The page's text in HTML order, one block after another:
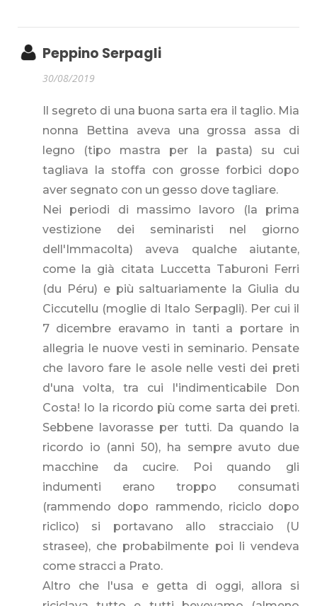
Peppino Serpagli
30/08/2019
Il segreto di una buona sarta era il taglio. Mia
nonna Bettina aveva una grossa assa di
legno (tipo mastra per la pasta) su cui
tagliava la stoffa con grosse forbici dopo
aver segnato con un gesso dove tagliare.
Nei periodi di massimo lavoro (la prima
vestizione dei seminaristi nel giorno
dell'Immacolta) aveva qualche aiutante,
come la già citata Luccetta Taburoni Ferri
(du Péru) e più saltuariamente la Giulia du
Ciccutellu (moglie di Italo Serpagli). Per cui il
7 dicembre eravamo in tanti a portare in
allegria le nuove vesti in seminario. Pensate
che lavoro fare le asole nelle vesti dei preti
d'una volta, tra cui l'indimenticabile Don
Costa! Io la ricordo più come sarta dei preti.
Sebbene lavorasse per tutti. Da quando la
ricordo io (anni 50), ha sempre avuto due
macchine da cucire. Poi quando gli
indumenti erano troppo consumati
(rammendo dopo rammendo, riciclo dopo
riclico) si portavano allo stracciaio (U
strasee), che probabilmente poi li vendeva
come stracci a Prato.
Altro che l'usa e getta di oggi, allora si